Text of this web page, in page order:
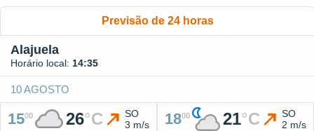
Previsão de 24 horas
Alajuela
Horário local: 14:35
10 AGOSTO
1500 26°C
SO
3 m/s
1800 21°C
SO
2 m/s